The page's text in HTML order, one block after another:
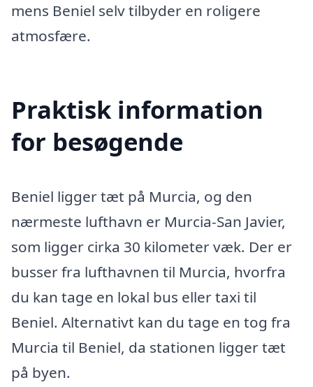
mens Beniel selv tilbyder en roligere
atmosfære.
Praktisk information
for besøgende
Beniel ligger tæt på Murcia, og den
nærmeste lufthavn er Murcia-San Javier,
som ligger cirka 30 kilometer væk. Der er
busser fra lufthavnen til Murcia, hvorfra
du kan tage en lokal bus eller taxi til
Beniel. Alternativt kan du tage en tog fra
Murcia til Beniel, da stationen ligger tæt
på byen.